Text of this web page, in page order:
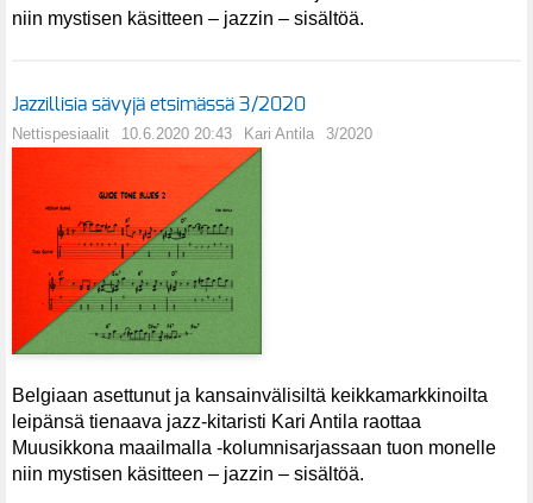
niin mystisen käsitteen – jazzin – sisältöä.
Jazzillisia sävyjä etsimässä 3/2020
Nettispesiaalit 10.6.2020 20:43 Kari Antila 3/2020
Belgiaan asettunut ja kansainvälisiltä keikkamarkkinoilta
leipänsä tienaava jazz-kitaristi Kari Antila raottaa
Muusikkona maailmalla -kolumnisarjassaan tuon monelle
niin mystisen käsitteen – jazzin – sisältöä.